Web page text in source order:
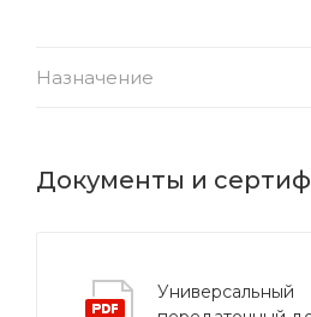
Назначение
Документы и
Универсальный